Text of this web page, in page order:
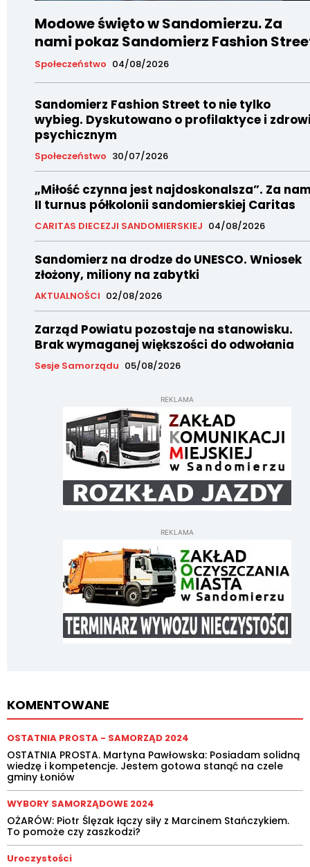
Modowe święto w Sandomierzu. Za
nami pokaz Sandomierz Fashion
Społeczeństwo 04/08/2026
Sandomierz Fashion Street to nie tylko
wybieg. Dyskutowano o profilaktyce i
psychicznym
Społeczeństwo 30/07/2026
„Miłość czynna jest najdoskonalsza”. Za
II turnus półkolonii sandomierskiej Caritas
CARITAS DIECEZJI SANDOMIERSKIEJ 04/08/2026
Sandomierz na drodze do UNESCO. Wniosek
złożony, miliony na zabytki
AKTUALNOŚCI 02/08/2026
Zarząd Powiatu pozostaje na stanowisku.
Brak wymaganej większości do odwołania
Sesje Samorządu 05/08/2026
REKLAMA
REKLAMA
KOMENTOWANE
OSTATNIA PROSTA - SAMORZĄD 2024
OSTATNIA PROSTA. Martyna Pawłowska: Posiadam solidną
wiedzę i kompetencje. Jestem gotowa stanąć na czele
gminy Łoniów
WYBORY SAMORZĄDOWE 2024
OŻARÓW: Piotr Ślęzak łączy siły z Marcinem Stańczykiem.
To pomoże czy zaszkodzi?
Uroczystości